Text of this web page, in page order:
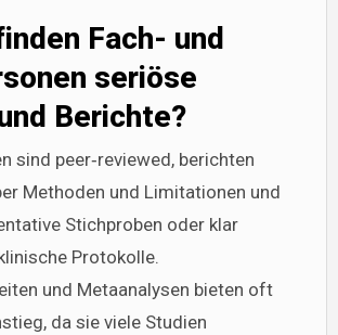
Fach- und
seriöse
Berichte?
sind peer‑reviewed, berichten
Methoden und Limitationen und
Stichproben oder klar
Protokolle.
und Metaanalysen bieten oft
da sie viele Studien